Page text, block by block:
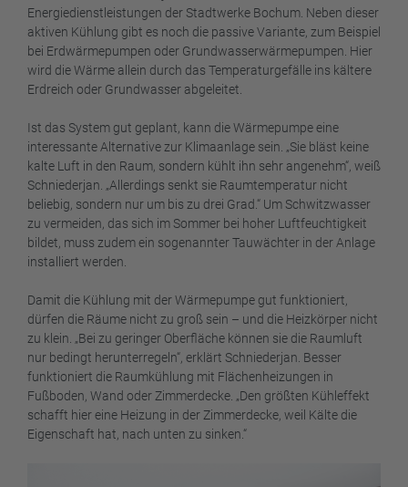
Energiedienstleistungen der Stadtwerke Bochum. Neben dieser
aktiven Kühlung gibt es noch die passive Variante, zum Beispiel
bei Erdwärmepumpen oder Grundwasserwärmepumpen. Hier
wird die Wärme allein durch das Temperaturgefälle ins kältere
Erdreich oder Grundwasser abgeleitet.
Ist das System gut geplant, kann die Wärmepumpe eine
interessante Alternative zur Klimaanlage sein. „Sie bläst keine
kalte Luft in den Raum, sondern kühlt ihn sehr angenehm“, weiß
Schniederjan. „Allerdings senkt sie Raumtemperatur nicht
beliebig, sondern nur um bis zu drei Grad.“ Um Schwitzwasser
zu vermeiden, das sich im Sommer bei hoher Luftfeuchtigkeit
bildet, muss zudem ein sogenannter Tauwächter in der Anlage
installiert werden.
Damit die Kühlung mit der Wärmepumpe gut funktioniert,
dürfen die Räume nicht zu groß sein – und die Heizkörper nicht
zu klein. „Bei zu geringer Oberfläche können sie die Raumluft
nur bedingt herunterregeln“, erklärt Schniederjan. Besser
funktioniert die Raumkühlung mit Flächenheizungen in
Fußboden, Wand oder Zimmerdecke. „Den größten Kühleffekt
schafft hier eine Heizung in der Zimmerdecke, weil Kälte die
Eigenschaft hat, nach unten zu sinken.“